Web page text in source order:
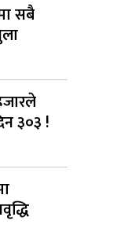
सबै
३०३ !